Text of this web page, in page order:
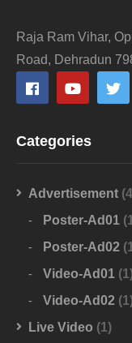
Raja Ram Vihar,
Road, Dehradun
Categories
Advertisement
Poster-Ad01
Poster-Ad02
Video-Ad01
Video-Ad02
Live Video (1)